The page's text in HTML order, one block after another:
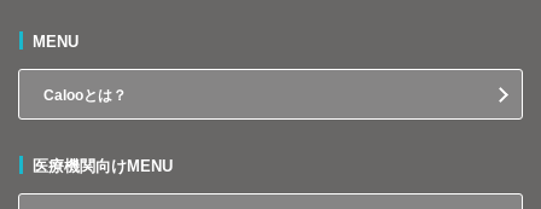
MENU
Calooとは？
医療機関向けMENU